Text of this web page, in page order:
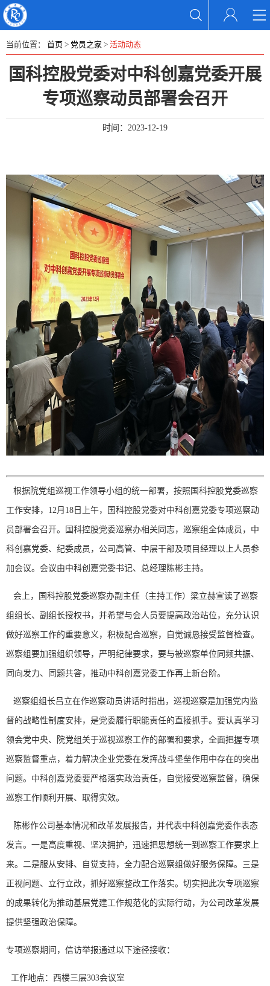
当前位置： 首页 > 党员之家 > 活动动态
国科控股党委对中科创嘉党委开展
专项巡察动员部署会召开
时间： 2023-12-19
根据院党组巡视工作领导小组的统一部署，按照国科控股党委巡察
工作安排，12月18日上午，国科控股党委对中科创嘉党委专项巡察动
员部署会召开。国科控股党委巡察办相关同志，巡察组全体成员，中
科创嘉党委、纪委成员，公司高管、中层干部及项目经理以上人员参
加会议。会议由中科创嘉党委书记、总经理陈彬主持。
会上，国科控股党委巡察办副主任（主持工作）梁立赫宣读了巡察
组组长、副组长授权书，并希望与会人员要提高政治站位，充分认识
做好巡察工作的重要意义，积极配合巡察，自觉诚恳接受监督检查。
巡察组要加强组织领导，严明纪律要求，要与被巡察单位同频共振、
同向发力、同题共答，推动中科创嘉党委工作再上新台阶。
巡察组组长吕立在作巡察动员讲话时指出，巡视巡察是加强党内监
督的战略性制度安排，是党委履行职能责任的直接抓手。要认真学习
领会党中央、院党组关于巡视巡察工作的部署和要求，全面把握专项
巡察监督重点，着力解决企业党委在发挥战斗堡垒作用中存在的突出
问题。中科创嘉党委要严格落实政治责任，自觉接受巡察监督，确保
巡察工作顺利开展、取得实效。
陈彬作公司基本情况和改革发展报告，并代表中科创嘉党委作表态
发言。一是高度重视、坚决拥护，迅速把思想统一到巡察工作要求上
来。二是服从安排、自觉支持，全力配合巡察组做好服务保障。三是
正视问题、立行立改，抓好巡察整改工作落实。切实把此次专项巡察
的成果转化为推动基层党建工作规范化的实际行动，为公司改革发展
提供坚强政治保障。
专项巡察期间，信访举报通过以下途径接收：
工作地点：西楼三层303会议室